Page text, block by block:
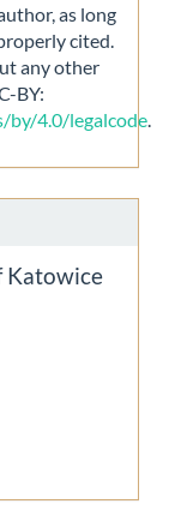
as long
cited.
any other
BY:
by/4.0/legalcode
Katowice